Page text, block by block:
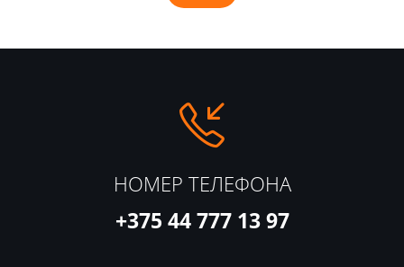
НОМЕР ТЕЛЕФОНА
+375 44 777 13 97